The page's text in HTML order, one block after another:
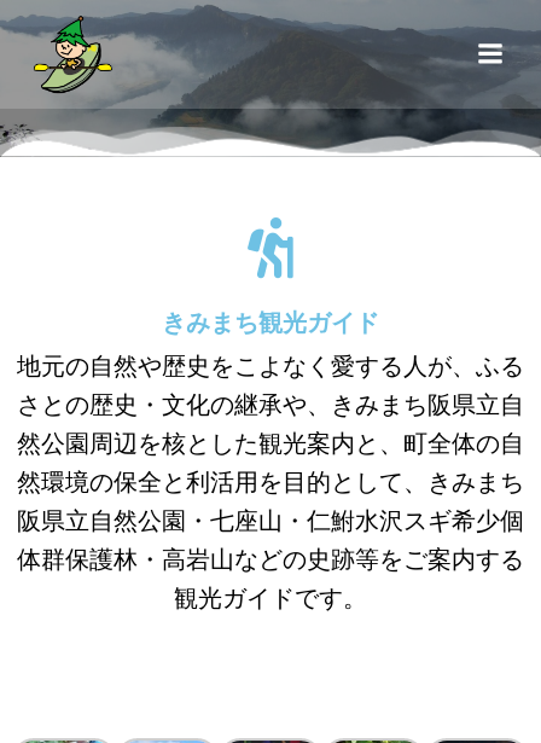
きみまち観光ガイド
地元の自然や歴史をこよなく愛する人が、ふる
さとの歴史・文化の継承や、きみまち阪県立自
然公園周辺を核とした観光案内と、町全体の自
然環境の保全と利活用を目的として、きみまち
阪県立自然公園・七座山・仁鮒水沢スギ希少個
体群保護林・高岩山などの史跡等をご案内する
観光ガイドです。